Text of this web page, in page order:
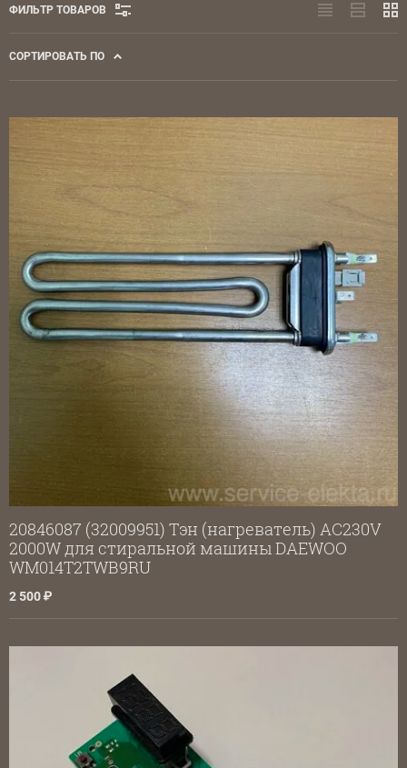
ФИЛЬТР ТОВАРОВ
СОРТИРОВАТЬ ПО
20846087 (32009951) Тэн (нагреватель) AC230V
2000W для стиральной машины DAEWOO
WM014T2TWB9RU
2 500